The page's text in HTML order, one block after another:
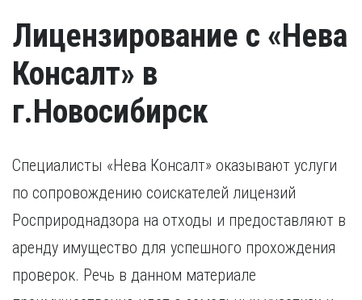
Лицензирование с «Нева
Консалт» в
г.Новосибирск
Специалисты «Нева Консалт» оказывают услуги
по сопровождению соискателей лицензий
Росприроднадзора на отходы и предоставляют в
аренду имущество для успешного прохождения
проверок. Речь в данном материале